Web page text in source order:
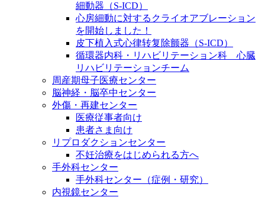
細動器（S-ICD）
心房細動に対するクライオアブレーション
を開始しました！
皮下植入式心律转复除颤器（S-ICD）
循環器内科・リハビリテーション科 心臓
リハビリテーションチーム
周産期母子医療センター
脳神経・脳卒中センター
外傷・再建センター
医療従事者向け
患者さま向け
リプロダクションセンター
不妊治療をはじめられる方へ
手外科センター
手外科センター（症例・研究）
内視鏡センター